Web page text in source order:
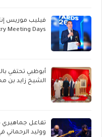
Meeting Days
الشيخ زايد بن
تفاعل
ووليد الرحماني